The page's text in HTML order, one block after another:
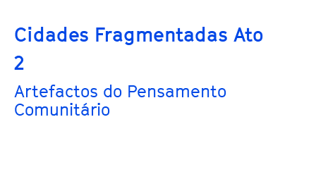
Cidades Fragmentadas Ato
2
Artefactos do Pensamento
Comunitário